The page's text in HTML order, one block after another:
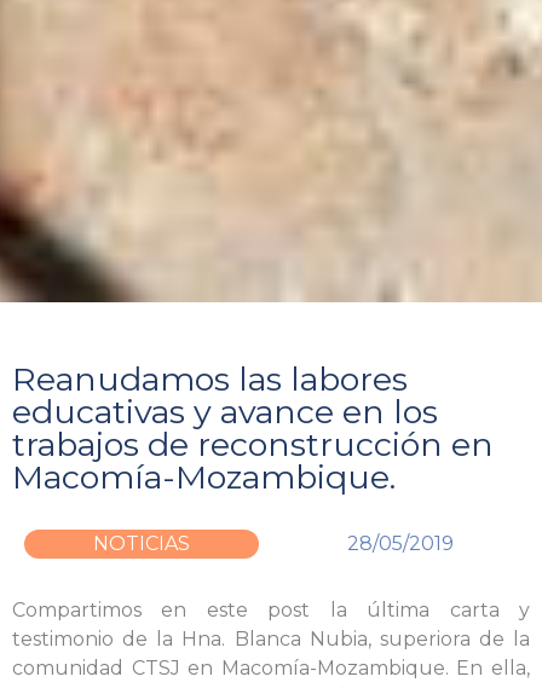
Reanudamos las labores
educativas y avance en los
trabajos de reconstrucción en
Macomía-Mozambique.
NOTICIAS 28/05/2019
Compartimos en este post la última carta y
testimonio de la Hna. Blanca Nubia, superiora de la
comunidad CTSJ en Macomía-Mozambique. En ella,